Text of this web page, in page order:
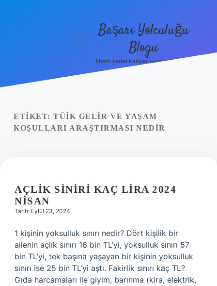
Yasal Uyarı
menüyüBaşarı Yolculuğu
Blogu
İlham veren kariyer tüyoları burada!
ETIKET: TÜİK GELIR VE YAŞAM
KOŞULLARI ARAŞTIRMASI NEDIR
AÇLIK SINIRI KAÇ LIRA 2024
NISAN
Tarih: Eylül 23, 2024
1 kişinin yoksulluk sınırı nedir? Dört kişilik bir
ailenin açlık sınırı 16 bin TL’yi, yoksulluk sınırı 57
bin TL’yi, tek başına yaşayan bir kişinin yoksulluk
sınırı ise 25 bin TL’yi aştı. Fakirlik sınırı kaç TL?
Gıda harcamaları ile giyim, barınma (kira, elektrik,